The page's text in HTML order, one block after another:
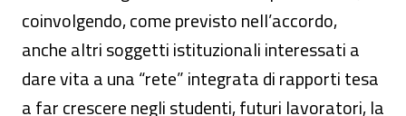
coinvolgendo, come previsto nell’accordo,
anche altri soggetti istituzionali interessati a
dare vita a una “rete” integrata di rapporti tesa
a far crescere negli studenti, futuri lavoratori, la